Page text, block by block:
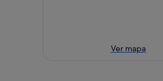
Ver mapa